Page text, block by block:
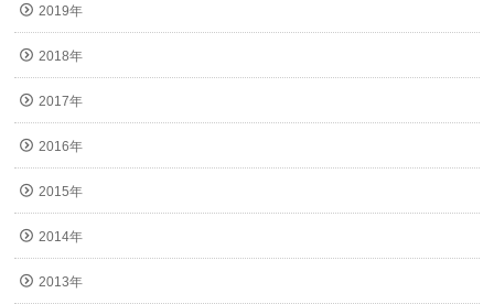
2019年
2018年
2017年
2016年
2015年
2014年
2013年